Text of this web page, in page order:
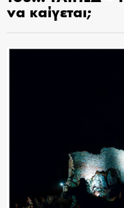
να καίγεται;